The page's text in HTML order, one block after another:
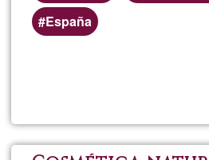
Preferred
(geographic)
España